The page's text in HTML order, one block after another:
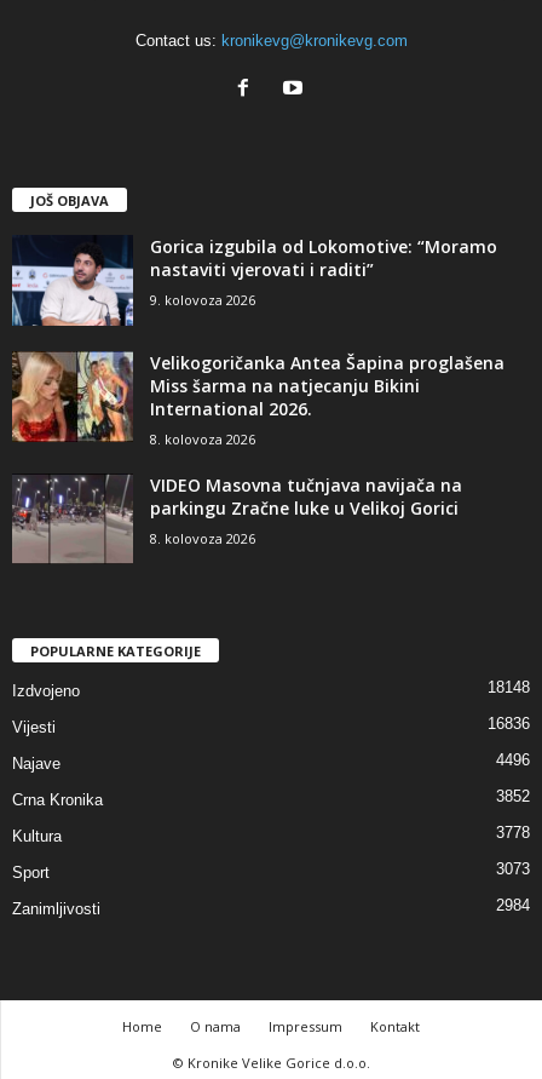
Contact us: kronikevg@kronikevg.com
JOŠ OBJAVA
Gorica izgubila od Lokomotive: “Moramo
nastaviti vjerovati i raditi”
9. kolovoza 2026
Velikogoričanka Antea Šapina proglašena
Miss šarma na natjecanju Bikini
International 2026.
8. kolovoza 2026
VIDEO Masovna tučnjava navijača na
parkingu Zračne luke u Velikoj Gorici
8. kolovoza 2026
POPULARNE KATEGORIJE
Izdvojeno 18148
Vijesti 16836
Najave 4496
Crna Kronika 3852
Kultura 3778
Sport 3073
Zanimljivosti 2984
Home O nama Impressum
Kontakt
© Kronike Velike Gorice d.o.o.